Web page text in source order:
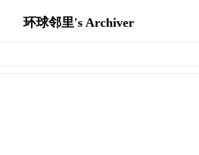
环球邻里's Archiver